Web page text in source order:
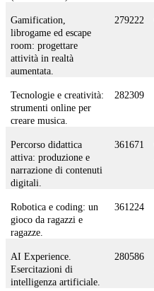
Gamification,
librogame ed escape
room: progettare
attività in realtà
aumentata.
279222
Tecnologie e creatività:
strumenti online per
creare musica.
282309
Percorso didattica
attiva: produzione e
narrazione di contenuti
digitali.
361671
Robotica e coding: un
gioco da ragazzi e
ragazze.
361224
AI Experience.
Esercitazioni di
intelligenza artificiale.
280586